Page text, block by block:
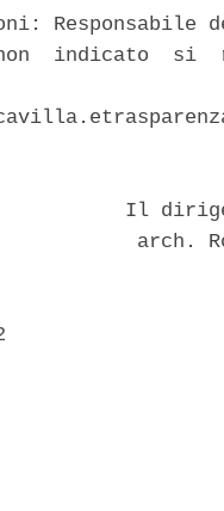
Responsabile
non  indicato  si
Il
arch.